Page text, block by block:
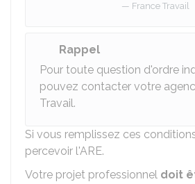
France Travail
Rappel
Pour toute question d'ordre
pouvez contacter votre
Travail.
Si vous remplissez ces
percevoir l'ARE.
Votre projet professionnel doit